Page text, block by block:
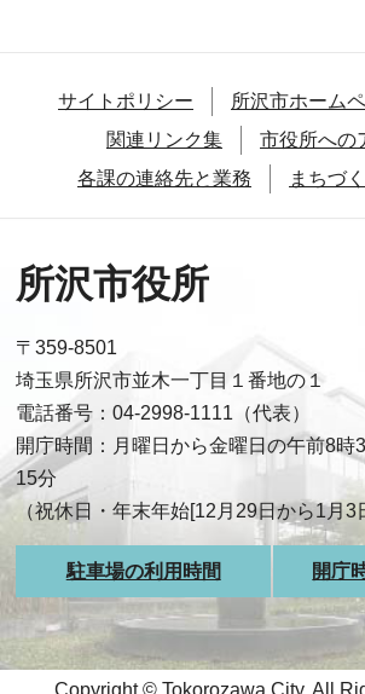
サイトポリシー
所沢市ホーム
関連リンク集
市役所への
各課の連絡先と業務
まちづ
所沢市役所
〒359-8501
埼玉県所沢市並木一丁目１番地の１
電話番号：04-2998-1111（代表）
開庁時間：月曜日から金曜日の午前8時
15分
（祝休日・年末年始[12月29日から1月3
駐車場の利用時間 開庁